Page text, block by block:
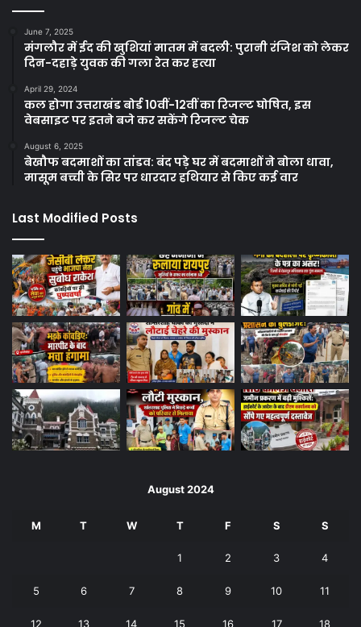
June 7, 2025
मंगलौर में ईद की खुशियां मातम में बदली: पुरानी रंजिश को लेकर
दिन-दहाड़े युवक की गला रेत कर हत्या
April 29, 2024
कल होगा उत्तराखंड बोर्ड 10वीं-12वीं का रिजल्ट घोषित, इस
वेबसाइट पर इतने बजे कर सकेंगे रिजल्ट चेक
August 6, 2025
बेखौफ बदमाशों का तांडव: बंद पड़े घर में बदमाशों ने बोला धावा,
मासूम बच्ची के सिर पर धारदार हथियार से किए कई वार
Last Modified Posts
August 2024
M T W T F S S
1 2 3 4
5 6 7 8 9 10 11
12 13 14 15 16 17 18